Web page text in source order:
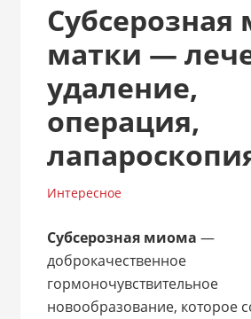
матки —
удаление,
операция,
Интересное
Субсерозная миома —
доброкачественное
гормоночувствительное
новообразование, которое